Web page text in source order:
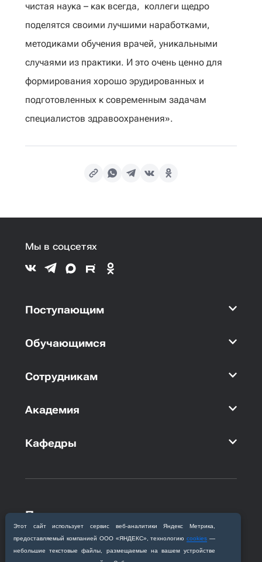
чистая наука – как всегда, коллеги щедро
поделятся своими лучшими наработками,
методиками обучения врачей, уникальными
случаями из практики. И это очень ценно для
формирования хорошо эрудированных и
подготовленных к современным задачам
специалистов здравоохранения».
Этот сайт использует сервис веб‑аналитики Яндекс Метрика,
предоставляемый компанией ООО «ЯНДЕКС», технологиюcookies —
небольшие текстовые файлы, размещаемые на вашем устройстве
Мы в соцсетях
Поступающим
Обучающимся
Сотрудникам
Академия
Кафедры
Приемная комиссия
Благовещенск, ул. Горького, 95
+7 (4162) 319‒016
abitur@amursma.su